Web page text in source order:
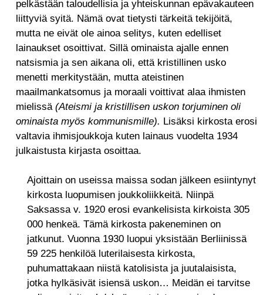
pelkästään taloudellisia ja yhteiskunnan epävakauteen
liittyviä syitä. Nämä ovat tietysti tärkeitä tekijöitä,
mutta ne eivät ole ainoa selitys, kuten edelliset
lainaukset osoittivat. Sillä ominaista ajalle ennen
natsismia ja sen aikana oli, että kristillinen usko
menetti merkitystään, mutta ateistinen
maailmankatsomus ja moraali voittivat alaa ihmisten
mielissä (Ateismi ja kristillisen uskon torjuminen oli
ominaista myös kommunismille). Lisäksi kirkosta erosi
valtavia ihmisjoukkoja kuten lainaus vuodelta 1934
julkaistusta kirjasta osoittaa.
Ajoittain on useissa maissa sodan jälkeen esiintynyt
kirkosta luopumisen joukkoliikkeitä. Niinpä
Saksassa v. 1920 erosi evankelisista kirkoista 305
000 henkeä. Tämä kirkosta pakeneminen on
jatkunut. Vuonna 1930 luopui yksistään Berliinissä
59 225 henkilöä luterilaisesta kirkosta,
puhumattakaan niistä katolisista ja juutalaisista,
jotka hylkäsivät isiensä uskon… Meidän ei tarvitse